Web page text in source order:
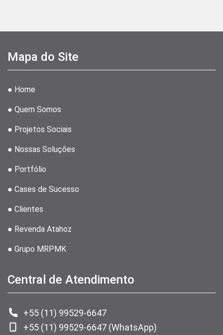
Mapa do Site
● Home
● Quem Somos
● Projetos Sociais
● Nossas Soluções
● Portfólio
● Cases de Sucesso
● Clientes
● Revenda Atahoz
● Grupo MRPMK
Central de Atendimento
+55 (11) 99529-6647
+55 (11) 99529-6647 (WhatsApp)